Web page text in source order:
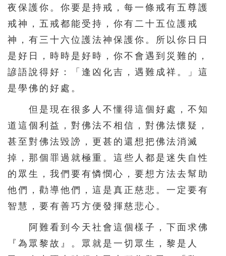
夜保護你。你要是持戒，每一條戒有五尊護
戒神，五戒都能受持，你有二十五位護戒
神，有三十六位護法神保護你。所以你日日
是好日，時時是好時，你不會遇到災難的，
諺語說得好：「逢凶化吉，遇難成祥。」這
是學佛的好處。
但是現在很多人不懂得這個好處，不知
道這個利益，對佛法不相信，對佛法懷疑，
甚至對佛法毀謗，更甚的還想把佛法消滅
掉，那個罪過就極重。這些人都是迷失自性
的眾生，我們要有憐憫心，要想方法去幫助
他們，勸導他們，這是真正慈悲。一定要有
智慧，要有善巧方便發揮慈悲心。
阿難看到今天社會這個樣子，下面求佛
『為眾黎故』。眾就是一切眾生，黎是人